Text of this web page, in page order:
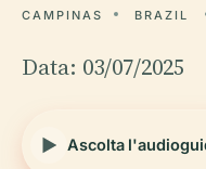
CAMPINAS BRAZIL
Data: 03/07/2025
Ascolta